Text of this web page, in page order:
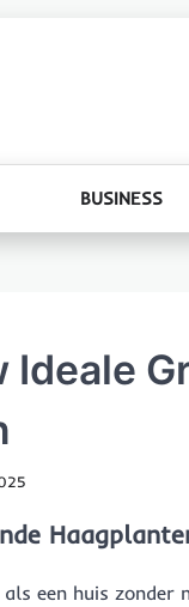
BUSINESS
Ideale
een huis zonder